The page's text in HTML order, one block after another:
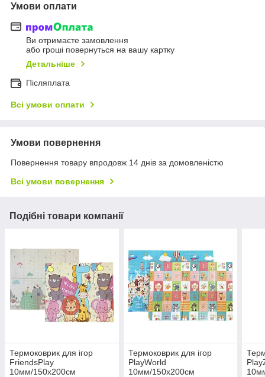
Умови оплати
Ви отримаєте замовлення
або гроші повернуться на вашу картку
Детальніше
Післяплата
Всі умови оплати
Умови повернення
Повернення товару впродовж 14 днів за домовленістю
Всі умови повернення
Подібні товари компанії
Термоковрик для ігор
FriendsPlay
10мм/150х200см
Термоковрик для ігор
PlayWorld
10мм/150х200см